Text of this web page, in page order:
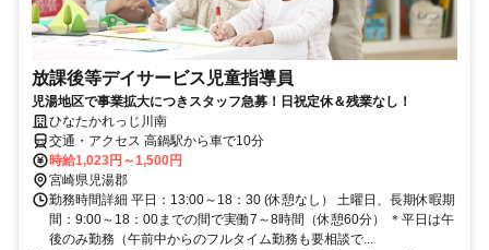
放課後等デイサービス児童指導員
児湯地区で事業拡大につきスタッフ急募！日祝定休＆残業なし！
ひなたかれっじ川南
交通・アクセス 高鍋駅から車で10分
時給1,023円～1,500円
宮崎県児湯郡
勤務時間詳細 平日：13:00～18：30 (休憩なし） 土曜日、長期休暇期
間：9:00～18：00までの間で実働7～8時間（休憩60分） ＊平日は午
後のみ勤務（午前中からのフルタイム勤務も要相談で...